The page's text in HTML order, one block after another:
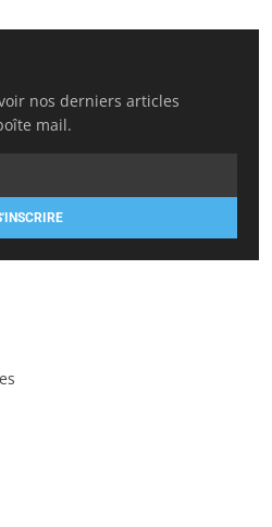
nos derniers articles
mail.